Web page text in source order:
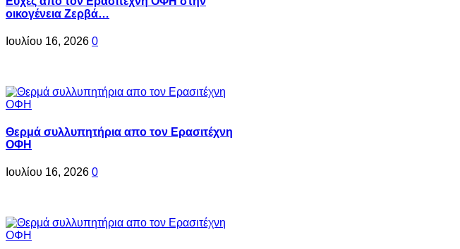
οικογένεια Ζερβά…
Ιουλίου 16, 2026 0
Θερμά συλλυπητήρια απο τον Ερασιτέχνη
ΟΦΗ
Ιουλίου 16, 2026 0